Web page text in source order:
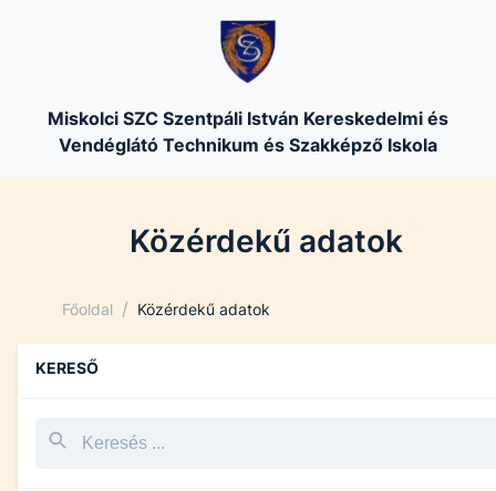
Miskolci SZC Szentpáli István Kereskedelmi és
Vendéglátó Technikum és Szakképző Iskola
Közérdekű adatok
Főoldal / Közérdekű adatok
KERESŐ